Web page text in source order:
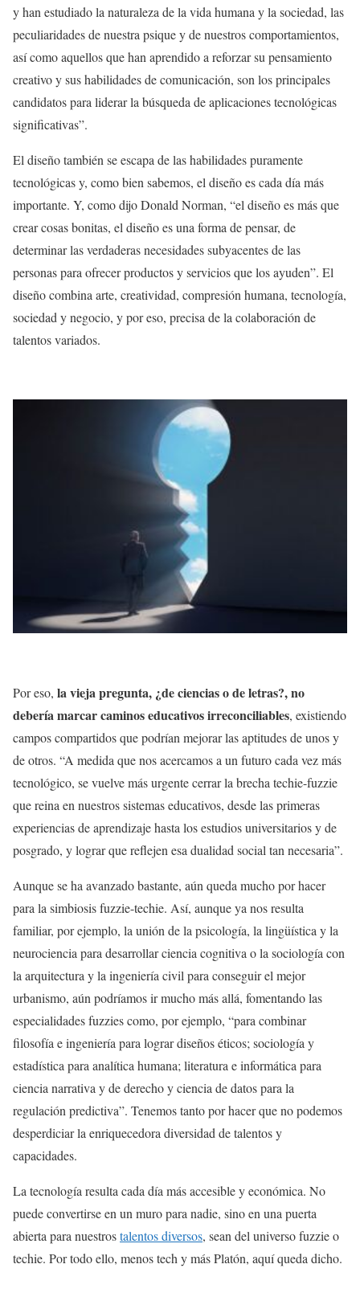
y han estudiado la naturaleza de la vida humana y la sociedad, las
peculiaridades de nuestra psique y de nuestros comportamientos,
así como aquellos que han aprendido a reforzar su pensamiento
creativo y sus habilidades de comunicación, son los principales
candidatos para liderar la búsqueda de aplicaciones tecnológicas
significativas”.
El diseño también se escapa de las habilidades puramente
tecnológicas y, como bien sabemos, el diseño es cada día más
importante. Y, como dijo Donald Norman, “el diseño es más que
crear cosas bonitas, el diseño es una forma de pensar, de
determinar las verdaderas necesidades subyacentes de las
personas para ofrecer productos y servicios que los ayuden”. El
diseño combina arte, creatividad, compresión humana, tecnología,
sociedad y negocio, y por eso, precisa de la colaboración de
talentos variados.
Por eso, la vieja pregunta, ¿de ciencias o de letras?, no
debería marcar caminos educativos irreconciliables, existiendo
campos compartidos que podrían mejorar las aptitudes de unos y
de otros. “A medida que nos acercamos a un futuro cada vez más
tecnológico, se vuelve más urgente cerrar la brecha techie-fuzzie
que reina en nuestros sistemas educativos, desde las primeras
experiencias de aprendizaje hasta los estudios universitarios y de
posgrado, y lograr que reflejen esa dualidad social tan necesaria”.
Aunque se ha avanzado bastante, aún queda mucho por hacer
para la simbiosis fuzzie-techie. Así, aunque ya nos resulta
familiar, por ejemplo, la unión de la psicología, la lingüística y la
neurociencia para desarrollar ciencia cognitiva o la sociología con
la arquitectura y la ingeniería civil para conseguir el mejor
urbanismo, aún podríamos ir mucho más allá, fomentando las
especialidades fuzzies como, por ejemplo, “para combinar
filosofía e ingeniería para lograr diseños éticos; sociología y
estadística para analítica humana; literatura e informática para
ciencia narrativa y de derecho y ciencia de datos para la
regulación predictiva”. Tenemos tanto por hacer que no podemos
desperdiciar la enriquecedora diversidad de talentos y
capacidades.
La tecnología resulta cada día más accesible y económica. No
puede convertirse en un muro para nadie, sino en una puerta
abierta para nuestrostalentos diversos, sean del universo fuzzie o
techie. Por todo ello, menos tech y más Platón, aquí queda dicho.